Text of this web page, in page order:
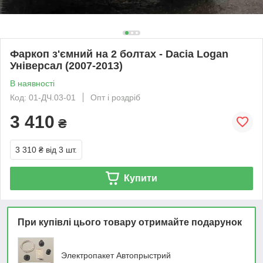
Фаркоп з'ємний на 2 болтах - Dacia Logan
Універсал (2007-2013)
В наявності
Код: 01-ДЧ.03-01
Опт і роздріб
3 410 ₴
3 310 ₴ від 3 шт.
Купити
При купівлі цього товару отримайте подарунок
Электропакет Автопрыстрий